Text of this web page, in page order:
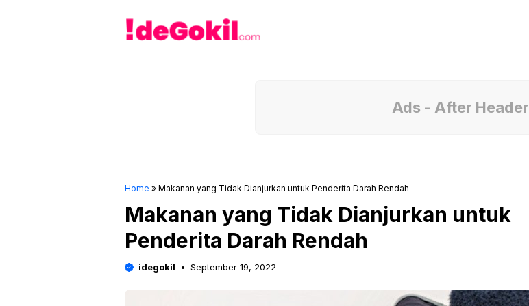
Ads - After Header
Home » Makanan yang Tidak Dianjurkan untuk Penderita Darah Rendah
Makanan yang Tidak Dianjurkan untuk
Penderita Darah Rendah
idegokil September 19, 2022